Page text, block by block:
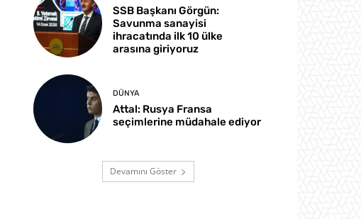
SSB Başkanı Görgün:
Savunma sanayisi
ihracatında ilk 10 ülke
arasına giriyoruz
DÜNYA
Attal: Rusya Fransa
seçimlerine müdahale ediyor
Devamını Göster